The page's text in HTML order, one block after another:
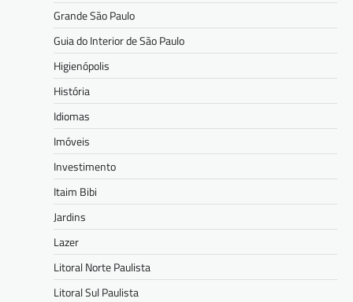
Grande São Paulo
Guia do Interior de São Paulo
Higienópolis
História
Idiomas
Imóveis
Investimento
Itaim Bibi
Jardins
Lazer
Litoral Norte Paulista
Litoral Sul Paulista